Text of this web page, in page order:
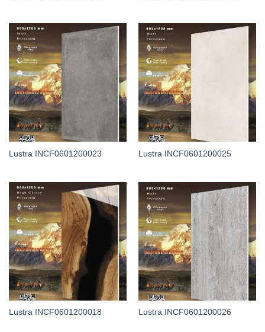
Lustra INCF0601200023 Lustra INCF0601200025
Lustra INCF0601200018 Lustra INCF0601200026